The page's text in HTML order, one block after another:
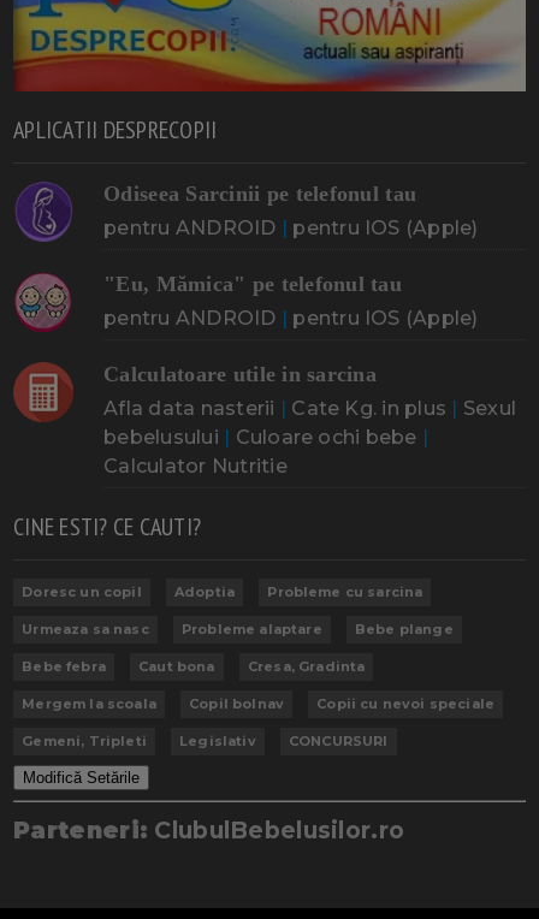
APLICATII DESPRECOPII
Odiseea Sarcinii pe telefonul tau
pentru ANDROID | pentru IOS (Apple)
"Eu, Mămica" pe telefonul tau
pentru ANDROID | pentru IOS (Apple)
Calculatoare utile in sarcina
Afla data nasterii | Cate Kg. in plus | Sexul
bebelusului | Culoare ochi bebe |
Calculator Nutritie
CINE ESTI? CE CAUTI?
Doresc un copil Adoptia Probleme cu sarcina
Urmeaza sa nasc Probleme alaptare Bebe plange
Bebe febra Caut bona Cresa, Gradinta
Mergem la scoala Copil bolnav Copii cu nevoi speciale
Gemeni, Tripleti Legislativ CONCURSURI
Modifică Setările
Parteneri: ClubulBebelusilor.ro